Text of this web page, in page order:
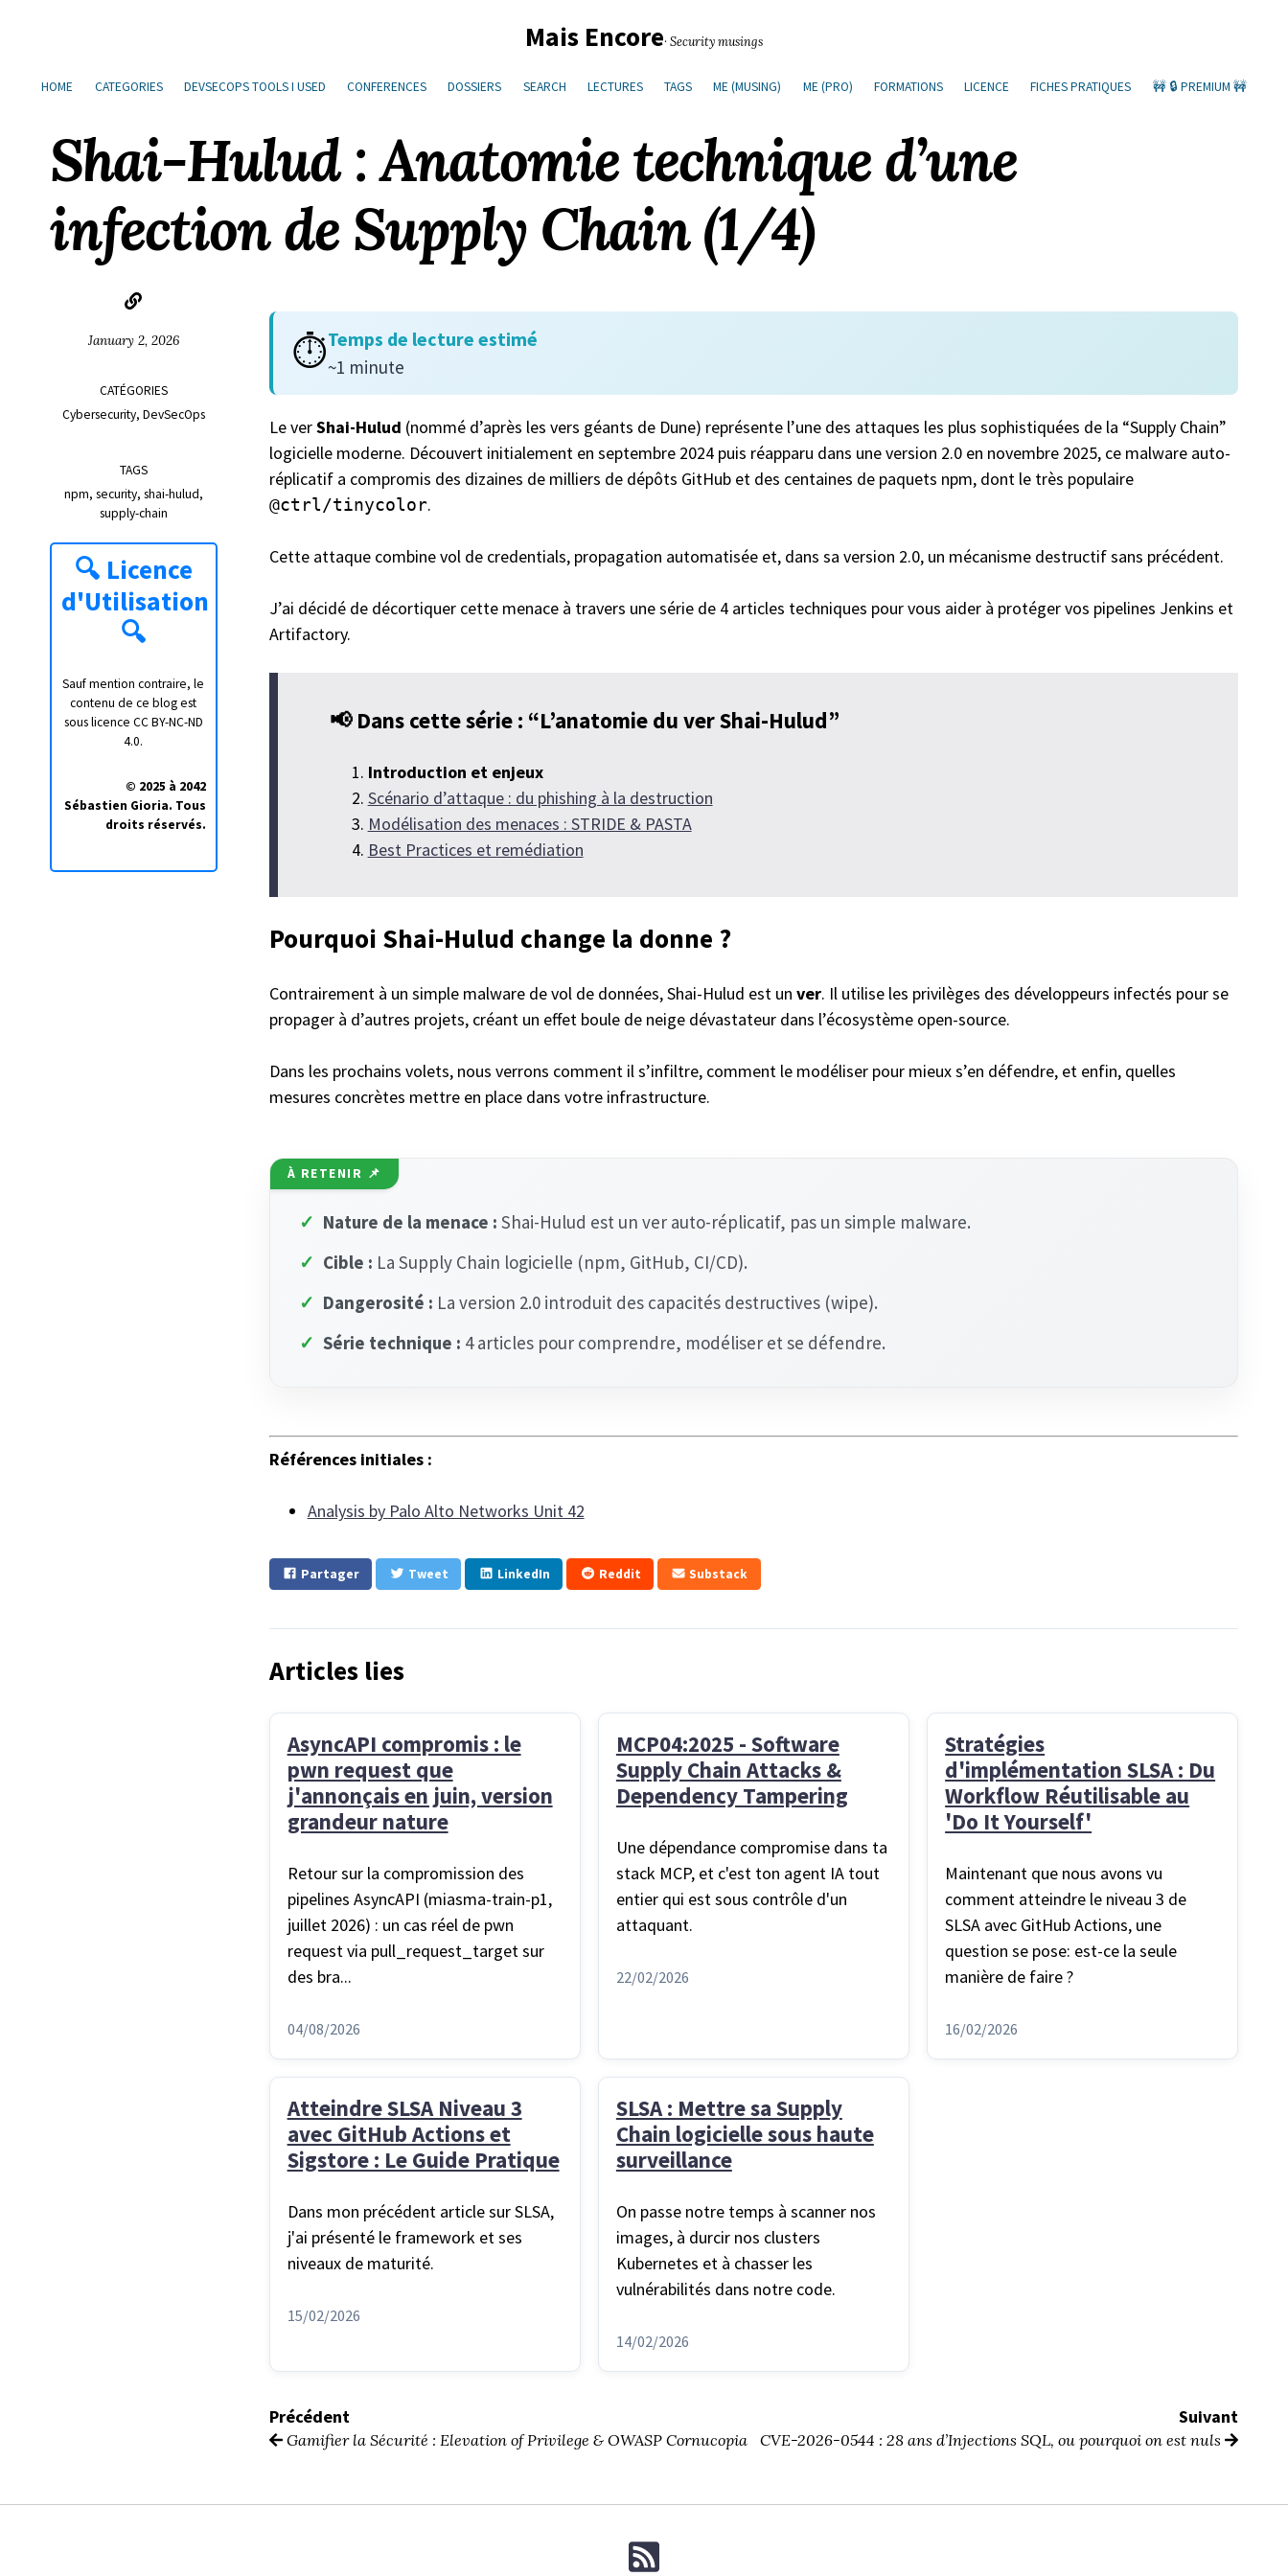
liens
navigation
Mais Encore· Security musings
HOME CATEGORIES DEVSECOPS TOOLS I USED CONFERENCES DOSSIERS SEARCH LECTURES TAGS ME (MUSING) ME (PRO) FORMATIONS LICENCE FICHES PRATIQUES 🚧 🔒 PREMIUM 🚧
Shai-Hulud : Anatomie technique d’une
infection de Supply Chain (1/4)
January 2, 2026
CATÉGORIES
Cybersecurity DevSecOps
TAGS
npm security shai-hulud
supply-chain
🔍 Licence
d'Utilisation
🔍
Sauf mention contraire, le
contenu de ce blog est
sous licence CC BY-NC-ND
4.0.
© 2025 à 2042
Sébastien Gioria. Tous
droits réservés.
⏱️Temps de lecture estimé
~1 minute
Le verShai-Hulud (nommé d’après les vers géants de Dune) représente l’une des attaques les plus sophistiquées de la “Supply Chain”
logicielle moderne. Découvert initialement en septembre 2024 puis réapparu dans une version 2.0 en novembre 2025, ce malware auto-
réplicatif a compromis des dizaines de milliers de dépôts GitHub et des centaines de paquets npm, dont le très populaire
@ctrl/tinycolor.
Cette attaque combine vol de credentials, propagation automatisée et, dans sa version 2.0, un mécanisme destructif sans précédent.
J’ai décidé de décortiquer cette menace à travers une série de 4 articles techniques pour vous aider à protéger vos pipelines Jenkins et
Artifactory.
📢 Dans cette série : “L’anatomie du ver Shai-Hulud”
Introduction et enjeux
Scénario d’attaque : du phishing à la destruction
Modélisation des menaces : STRIDE & PASTA
Best Practices et remédiation
Pourquoi Shai-Hulud change la donne ?
Contrairement à un simple malware de vol de données, Shai-Hulud est un ver. Il utilise les privilèges des développeurs infectés pour se
propager à d’autres projets, créant un effet boule de neige dévastateur dans l’écosystème open-source.
Dans les prochains volets, nous verrons comment il s’infiltre, comment le modéliser pour mieux s’en défendre, et enfin, quelles
mesures concrètes mettre en place dans votre infrastructure.
À RETENIR 📌
✓ Nature de la menace : Shai-Hulud est un ver auto-réplicatif, pas un simple malware.
✓ Cible : La Supply Chain logicielle (npm, GitHub, CI/CD).
✓ Dangerosité : La version 2.0 introduit des capacités destructives (wipe).
✓ Série technique : 4 articles pour comprendre, modéliser et se défendre.
Références initiales :
Analysis by Palo Alto Networks Unit 42
Partager Tweet LinkedIn Reddit Substack
Articles lies
AsyncAPI compromis : le
pwn request que
j'annonçais en juin, version
grandeur nature
Retour sur la compromission des
pipelines AsyncAPI (miasma-train-p1,
juillet 2026) : un cas réel de pwn
request via pull_request_target sur
des bra...
04/08/2026
MCP04:2025 - Software
Supply Chain Attacks &
Dependency Tampering
Une dépendance compromise dans ta
stack MCP, et c'est ton agent IA tout
entier qui est sous contrôle d'un
attaquant.
22/02/2026
Stratégies
d'implémentation SLSA : Du
Workflow Réutilisable au
'Do It Yourself'
Maintenant que nous avons vu
comment atteindre le niveau 3 de
SLSA avec GitHub Actions, une
question se pose: est-ce la seule
manière de faire ?
16/02/2026
Atteindre SLSA Niveau 3
avec GitHub Actions et
Sigstore : Le Guide Pratique
Dans mon précédent article sur SLSA,
j'ai présenté le framework et ses
niveaux de maturité.
15/02/2026
SLSA : Mettre sa Supply
Chain logicielle sous haute
surveillance
On passe notre temps à scanner nos
images, à durcir nos clusters
Kubernetes et à chasser les
vulnérabilités dans notre code.
14/02/2026
Précédent
Gamifier la Sécurité : Elevation of Privilege & OWASP Cornucopia
Suivant
CVE-2026-0544 : 28 ans d’Injections SQL, ou pourquoi on est nuls